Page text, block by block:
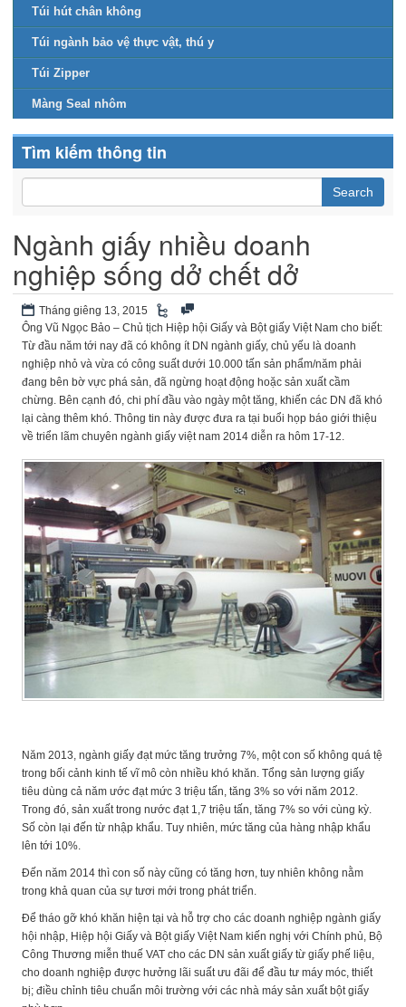
Túi hút chân không
Túi ngành bảo vệ thực vật, thú y
Túi Zipper
Màng Seal nhôm
Tìm kiếm thông tin
Ngành giấy nhiều doanh
nghiệp sống dở chết dở
Tháng giêng 13, 2015
Ông Vũ Ngọc Bảo – Chủ tịch Hiệp hội Giấy và Bột giấy Việt Nam cho biết:
Từ đầu năm tới nay đã có không ít DN ngành giấy, chủ yếu là doanh
nghiệp nhỏ và vừa có công suất dưới 10.000 tấn sản phẩm/năm phải
đang bên bờ vực phá sản, đã ngừng hoạt động hoặc sản xuất cầm
chừng. Bên cạnh đó, chi phí đầu vào ngày một tăng, khiến các DN đã khó
lại càng thêm khó. Thông tin này được đưa ra tại buổi họp báo giới thiệu
về triển lãm chuyên ngành giấy việt nam 2014 diễn ra hôm 17-12.
Năm 2013, ngành giấy đạt mức tăng trưởng 7%, một con số không quá tệ
trong bối cảnh kinh tế vĩ mô còn nhiều khó khăn. Tổng sản lượng giấy
tiêu dùng cả năm ước đạt mức 3 triệu tấn, tăng 3% so với năm 2012.
Trong đó, sản xuất trong nước đạt 1,7 triệu tấn, tăng 7% so với cùng kỳ.
Số còn lại đến từ nhập khẩu. Tuy nhiên, mức tăng của hàng nhập khẩu
lên tới 10%.
Đến năm 2014 thì con số này cũng có tăng hơn, tuy nhiên không nằm
trong khả quan của sự tươi mới trong phát triển.
Để tháo gỡ khó khăn hiện tại và hỗ trợ cho các doanh nghiệp ngành giấy
hội nhập, Hiệp hội Giấy và Bột giấy Việt Nam kiến nghị với Chính phủ, Bộ
Công Thương miễn thuế VAT cho các DN sản xuất giấy từ giấy phế liệu,
cho doanh nghiệp được hưởng lãi suất ưu đãi để đầu tư máy móc, thiết
bị; điều chỉnh tiêu chuẩn môi trường với các nhà máy sản xuất bột giấy